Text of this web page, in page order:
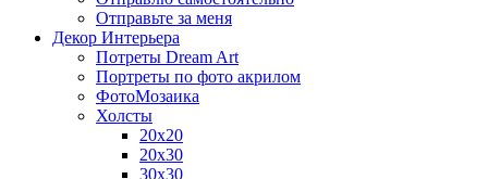
Отправьте за меня
Декор Интерьера
Потреты Dream Art
Портреты по фото акрилом
ФотоМозаика
Холсты
20х20
20х30
30х30